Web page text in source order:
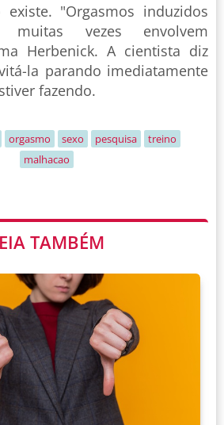
"Orgasmos induzidos
muitas vezes envolvem
Herbenick. A cientista diz
la parando imediatamente
fazendo.
orgasmo sexo pesquisa
treino
malhacao
TAMBÉM